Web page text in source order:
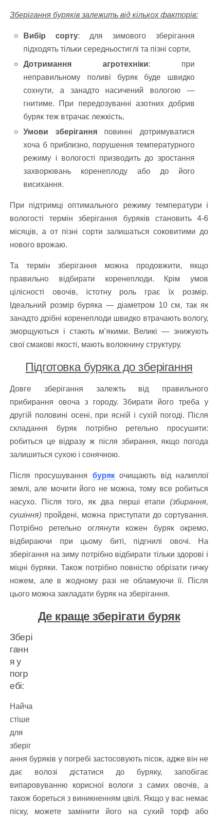
Зберігання буряків залежить від кількох факторів:
Вибір сорту: для зимового зберігання
підходять тільки середньостиглі та пізні сорти,
Дотримання агротехніки: при
неправильному поливі буряк буде швидко
сохнути, а занадто насичений вологою —
гнитиме. При передозуванні азотних добрив
буряк теж втрачає лежкість,
Умови зберіганняповинні дотримуватися
хоча б приблизно, порушення температурного
режиму і вологості призводить до зростання
захворювань коренеплоду або до його
висихання.
При підтримці оптимального режиму температури і
вологості термін зберігання буряків становить 4-6
місяців, а от пізні сорти залишаться соковитими до
нового врожаю.
Та термін зберігання можна продовжити, якщо
правильно відбирати коренеплоди. Крім умов
цілісності овочів, істотну роль грає їх розмір.
Ідеальний розмір буряка — діаметром 10 см, так як
занадто дрібні коренеплоди швидко втрачають вологу,
зморщуються і стають м’якими. Великі — знижують
свої смакові якості, мають волокнину структуру.
Підготовка буряка до зберігання
Довге зберігання залежть від правильного
прибирання овоча з городу. Збирати його треба у
другій половині осені, при ясній і сухій погоді. Після
складання буряк потрібно ретельно просушити:
робиться це відразу ж після збирання, якщо погода
залишиться сухою і сонячною.
Після просушування бурякочищають від налиплої
землі, але мочити його не можна, тому все робиться
насухо. Після того, як два перші етапи (збирання,
сушіння) пройдені, можна приступати до сортування.
Потрібно ретельно оглянути кожен буряк окремо,
відбираючи при цьому биті, підгнилі овочі. На
зберігання на зиму потрібно відбирати тільки здорові і
міцні буряки. Також потрібно повністю обрізати гичку
ножем, але в жодному разі не обламуючи її. Після
цього можна закладати буряк на зберігання.
Де краще зберігати буряк
Збері
ганн
я у
погр
ебі:
Найча
стіше
для
зберіг
ання буряків у погребі застосовують пісок, адже він не
дає волозі дістатися до буряку, запобігає
випаровуванню корисної вологи з самих овочів, а
також бореться з виникненням цвілі. Якщо у вас немає
піску, можете замінити його на сухий торф або